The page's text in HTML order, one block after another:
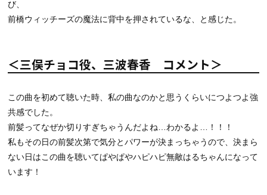
び、
前橋ウィッチーズの魔法に背中を押されているな、と感じた。
＜三俣チョコ役、三波春香 コメント＞
この曲を初めて聴いた時、私の曲なのかと思うくらいにつよつよ強
共感でした。
前髪ってなぜか切りすぎちゃうんだよね…わかるよ…！！！
私もその日の前髪次第で気分とパワーが決まっちゃうので、決まら
ない日はこの曲を聴いてぱやぱやハピハピ無敵はるちゃんになって
います！